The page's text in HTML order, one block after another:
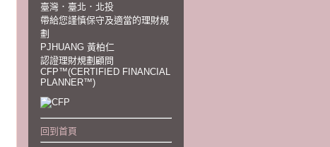
臺灣．臺北．北投
帶給您謹慎保守及適當的理財規
劃
PJHUANG 黃柏仁
認證理財規劃顧問
CFP™(CERTIFIED FINANCIAL
PLANNER™)
回到首頁